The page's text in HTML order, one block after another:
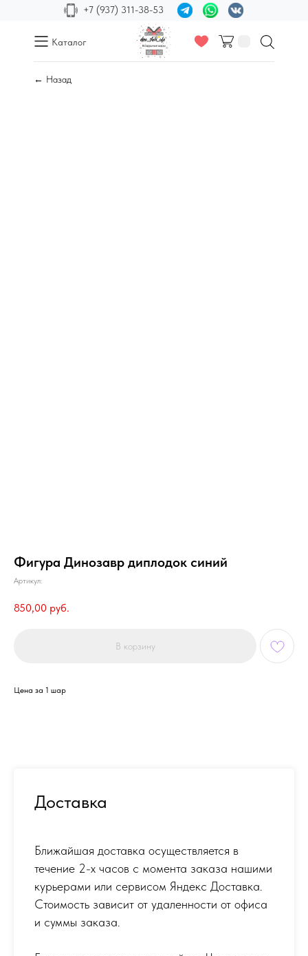
+7 (937) 311-38-53
Каталог
← Назад
Фигура Динозавр диплодок синий
Артикул:
850,00 руб.
В корзину
Цена за 1 шар
Доставка
Ближайшая доставка осуществляется в
течение 2-х часов с момента заказа нашими
курьерами или сервисом Яндекс Доставка.
Стоимость зависит от удаленности от офиса
и суммы заказа.